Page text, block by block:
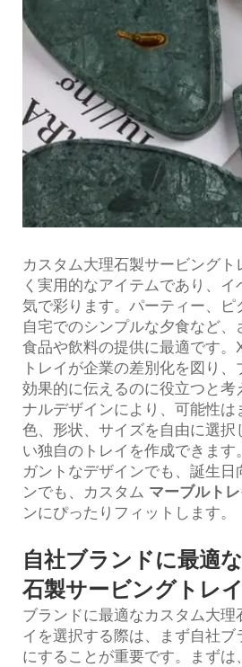
カスタム大理石製サービングト
く実用的なアイテムであり、イ
気で彩ります。パーティー、ピ
自宅でのシンプルな夕食など
食品や飲料の提供に最適です。
トレイが企業の差別化を図り
効果的に伝えるのに役立つと考
ナルデザインにより、可能性は
色、形状、サイズを自由に選択
い独自のトレイを作成できます
ガントなデザインでも、誕生日
ンでも、カスタム マーブルトレ
ンにぴったりフィットします。
自社ブランドに最適
石製サービングトレ
ブランドに最適なカスタム大理
イを選択する際は、まず自社ブ
にすることが重要です。まずは